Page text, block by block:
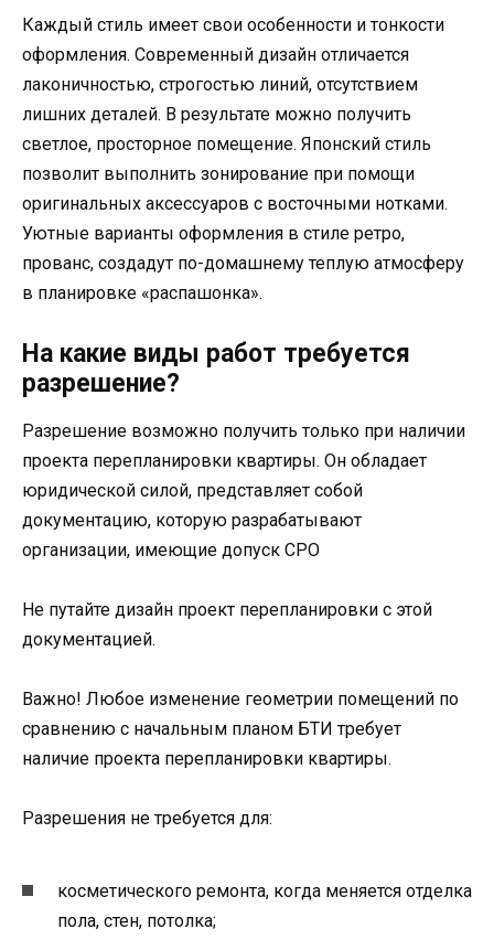
Каждый стиль имеет свои особенности и тонкости
оформления. Современный дизайн отличается
лаконичностью, строгостью линий, отсутствием
лишних деталей. В результате можно получить
светлое, просторное помещение. Японский стиль
позволит выполнить зонирование при помощи
оригинальных аксессуаров с восточными нотками.
Уютные варианты оформления в стиле ретро,
прованс, создадут по-домашнему теплую атмосферу
в планировке «распашонка».
На какие виды работ требуется
разрешение?
Разрешение возможно получить только при наличии
проекта перепланировки квартиры. Он обладает
юридической силой, представляет собой
документацию, которую разрабатывают
организации, имеющие допуск СРО
Не путайте дизайн проект перепланировки с этой
документацией.
Важно! Любое изменение геометрии помещений по
сравнению с начальным планом БТИ требует
наличие проекта перепланировки квартиры.
Разрешения не требуется для:
косметического ремонта, когда меняется отделка
пола, стен, потолка;